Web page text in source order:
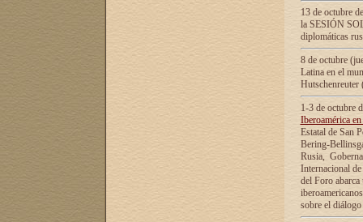
13 de octubre
la SESIÓN
diplomáticas
8 de octubre
Latina en el
1-3 de octubre
Iberoamérica
Estatal de San
Bering-
Rusia,
Internacional
del Foro
sobre el